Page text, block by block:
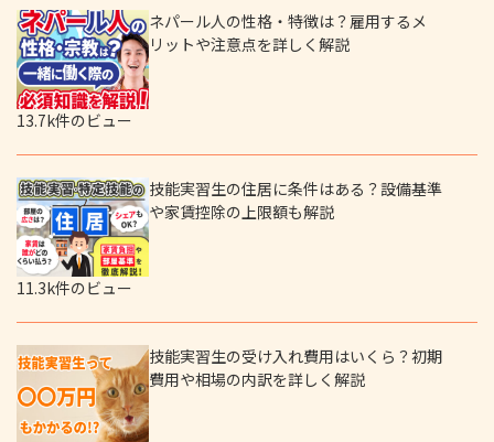
ネパール人の性格・特徴は？雇用するメ
リットや注意点を詳しく解説
13.7k件のビュー
技能実習生の住居に条件はある？設備基準
や家賃控除の上限額も解説
11.3k件のビュー
技能実習生の受け入れ費用はいくら？初期
費用や相場の内訳を詳しく解説